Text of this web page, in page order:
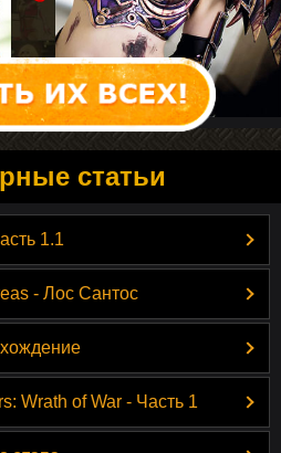
статьи
1.1
- Лос Сантос
Wrath of War - Часть 1